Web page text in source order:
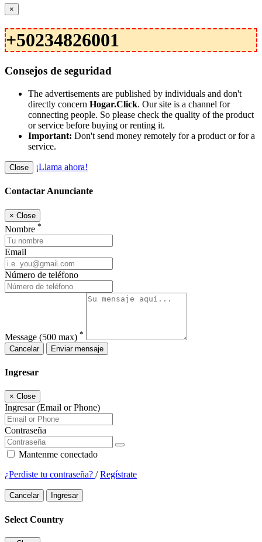
×
+50234826001
Consejos de seguridad
The advertisements are published by individuals and don't
directly concern Hogar.Click. Our site is a channel for
connecting people. So please check the quality of the product
or service before buying or renting it.
Important: Don't send money remotely for a product or for a
service.
Close ¡Llama ahora!
Contactar Anunciante
× Close
Nombre *
Email
Número de teléfono
Message (500 max) *
Cancelar
Enviar mensaje
Ingresar
× Close
Ingresar (Email or Phone)
Contraseña
Mantenme conectado
¿Perdiste tu contraseña? /Regístrate
Cancelar Ingresar
Select Country